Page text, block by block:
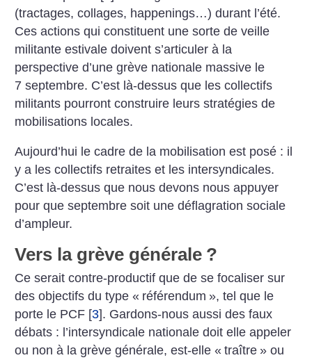
(tractages, collages, happenings…) durant l’été.
Ces actions qui constituent une sorte de veille
militante estivale doivent s’articuler à la
perspective d’une grève nationale massive le
7 septembre. C’est là-dessus que les collectifs
militants pourront construire leurs stratégies de
mobilisations locales.
Aujourd’hui le cadre de la mobilisation est posé : il
y a les collectifs retraites et les intersyndicales.
C’est là-dessus que nous devons nous appuyer
pour que septembre soit une déflagration sociale
d’ampleur.
Vers la grève générale ?
Ce serait contre-productif que de se focaliser sur
des objectifs du type « référendum », tel que le
porte le PCF [3]. Gardons-nous aussi des faux
débats : l’intersyndicale nationale doit elle appeler
ou non à la grève générale, est-elle « traître » ou